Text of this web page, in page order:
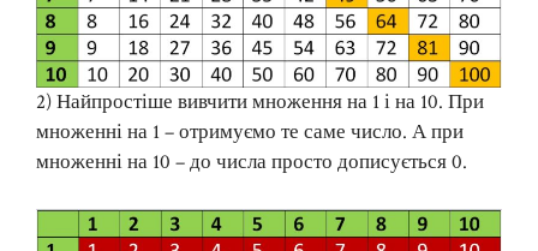
2) Найпростіше вивчити множення на 1 і на 10. При
множенні на 1 – отримуємо те саме число. А при
множенні на 10 – до числа просто дописується 0.